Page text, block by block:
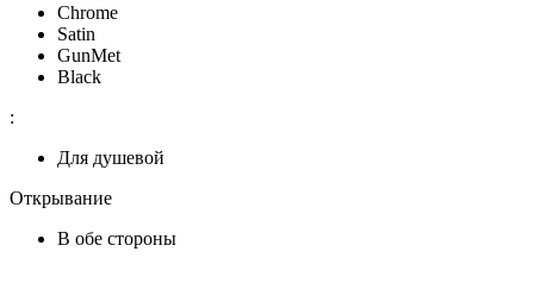
Chrome
Satin
GunMet
Black
:
Для душевой
Открывание
В обе стороны